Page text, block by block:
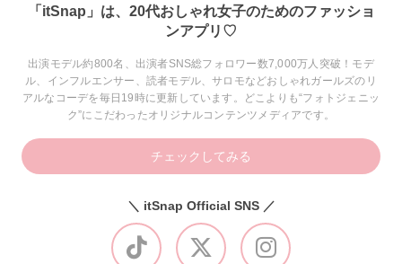
「itSnap」は、20代おしゃれ女子のためのファッショ
ンアプリ♡
出演モデル約800名、出演者SNS総フォロワー数7,000万人突破！モデ
ル、インフルエンサー、読者モデル、サロモなどおしゃれガールズのリ
アルなコーデを毎日19時に更新しています。どこよりも“フォトジェニッ
ク”にこだわったオリジナルコンテンツメディアです。
チェックしてみる
＼ itSnap Official SNS ／